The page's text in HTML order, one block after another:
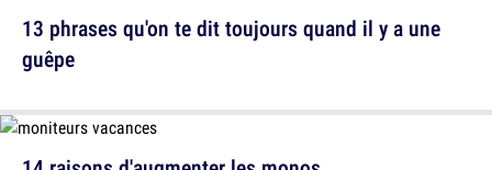
13 phrases qu'on te dit toujours quand il y a une
guêpe